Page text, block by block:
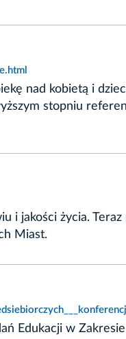
nad kobietą i
stopniu
i jakości życia. Teraz
Miast.
Edukacji w